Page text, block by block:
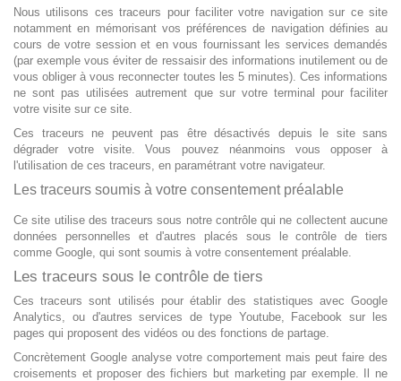
Nous utilisons ces traceurs pour faciliter votre navigation sur ce site
notamment en mémorisant vos préférences de navigation définies au
cours de votre session et en vous fournissant les services demandés
(par exemple vous éviter de ressaisir des informations inutilement ou de
vous obliger à vous reconnecter toutes les 5 minutes). Ces informations
ne sont pas utilisées autrement que sur votre terminal pour faciliter
votre visite sur ce site.
Ces traceurs ne peuvent pas être désactivés depuis le site sans
dégrader votre visite. Vous pouvez néanmoins vous opposer à
l'utilisation de ces traceurs, en paramétrant votre navigateur.
Les traceurs soumis à votre consentement préalable
Ce site utilise des traceurs sous notre contrôle qui ne collectent aucune
données personnelles et d'autres placés sous le contrôle de tiers
comme Google, qui sont soumis à votre consentement préalable.
Les traceurs sous le contrôle de tiers
Ces traceurs sont utilisés pour établir des statistiques avec Google
Analytics, ou d'autres services de type Youtube, Facebook sur les
pages qui proposent des vidéos ou des fonctions de partage.
Concrètement Google analyse votre comportement mais peut faire des
croisements et proposer des fichiers but marketing par exemple. Il ne